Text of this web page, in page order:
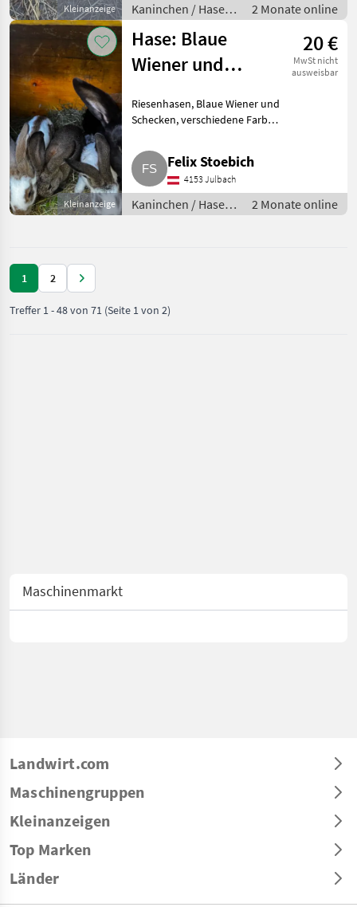
Kleinanzeige
Kaninchen / Hasen
/ Jungkaninchen
2 Monate online
Kleinanzeige
Hase: Blaue
Wiener und
verschiedene
20 €
MwSt nicht
ausweisbar
Riesenhasen, Blaue Wiener und
Schecken, verschiedene Farben.
20 €. 4162 Julbach. Kaninchen /
Hasen Jungkaninchen
Felix Stoebich
4153 Julbach
Kaninchen / Hasen
/ Jungkaninchen
2 Monate online
1 2
Treffer 1-48von 71 (Seite 1 von 2)
Maschinenmarkt
Landwirt.com
Maschinengruppen
Kleinanzeigen
Top Marken
Länder